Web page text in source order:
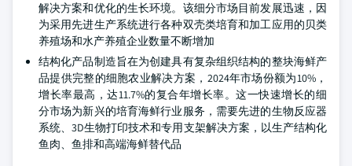
解决方案和优化的生长环境。该细分市场目前发展迅速，因
为采用先进生产系统进行各种双壳类培育和加工应用的贝类
养殖场和水产养殖企业数量不断增加
结构化产品制造旨在为创建具有复杂组织结构的整块海鲜产
品提供完整的细胞农业解决方案，2024年市场份额为10%，
增长率最高，达11.7%的复合年增长率。这一快速增长的细
分市场为新兴的培育海鲜行业服务，需要先进的生物反应器
系统、3D生物打印技术和专用支架解决方案，以生产结构化
鱼肉、鱼排和高端海鲜替代品